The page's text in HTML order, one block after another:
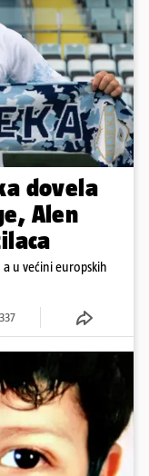
dovela
Alen
u većini europskih
337